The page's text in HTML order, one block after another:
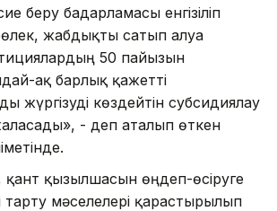
беру бағдарламасы енгізіліп
жабдықты сатып алуға
50 пайызын
ақ барлық қажетті
жүргізуді көздейтін субсидиялау
- деп аталып өткен
қант қызылшасын өңдеп-өсіруге
тарту мәселелері қарастырылып